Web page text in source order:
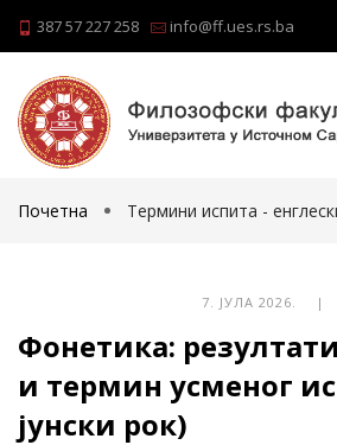
387 57 227 258 info@ff.ues.rs.ba
Почетна Термини испита -
7. ЈУЛА 2026. |
Фонетика:
и термин усменог
јунски рок)